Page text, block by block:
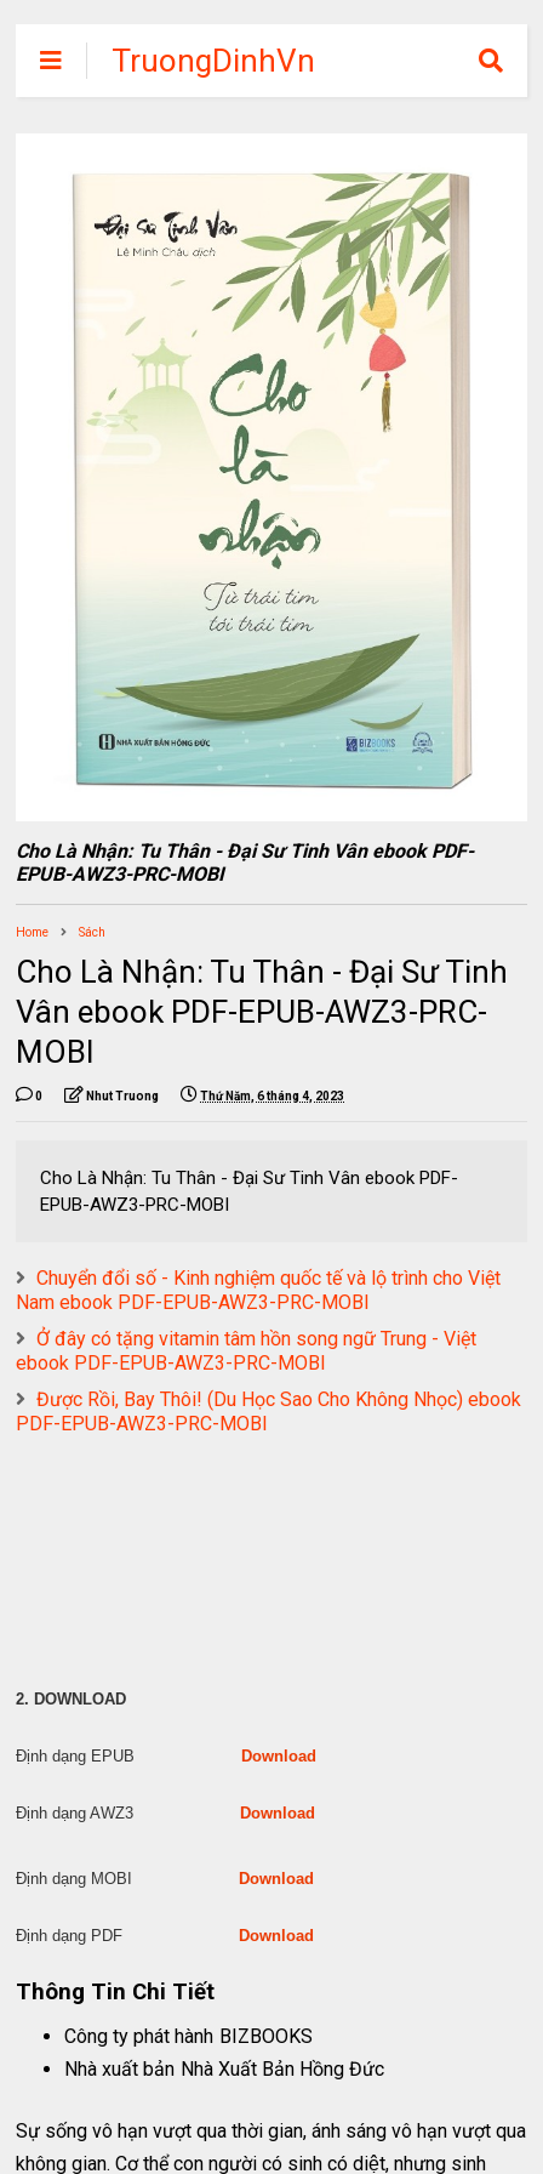
TruongDinhVn
Chia sẽ ebook,
phần mềm học
tập miễn phí
Cho Là Nhận: Tu Thân - Đại Sư Tinh Vân ebook PDF-
EPUB-AWZ3-PRC-MOBI
Home Sách
Cho Là Nhận: Tu Thân - Đại Sư Tinh
Vân ebook PDF-EPUB-AWZ3-PRC-
MOBI
0 Nhut Truong Thứ Năm, 6 tháng 4, 2023
Cho Là Nhận: Tu Thân - Đại Sư Tinh Vân ebook PDF-
EPUB-AWZ3-PRC-MOBI
Chuyển đổi số - Kinh nghiệm quốc tế và lộ trình cho Việt
Nam ebook PDF-EPUB-AWZ3-PRC-MOBI
Ở đây có tặng vitamin tâm hồn song ngữ Trung - Việt
ebook PDF-EPUB-AWZ3-PRC-MOBI
Được Rồi, Bay Thôi! (Du Học Sao Cho Không Nhọc) ebook
PDF-EPUB-AWZ3-PRC-MOBI
2. DOWNLOAD
Định dạng EPUB Download
Định dạng AWZ3 Download
Định dạng MOBI Download
Định dạng PDF Download
Thông Tin Chi Tiết
Công ty phát hành BIZBOOKS
Nhà xuất bản Nhà Xuất Bản Hồng Đức
Sự sống vô hạn vượt qua thời gian, ánh sáng vô hạn vượt qua
không gian. Cơ thể con người có sinh có diệt, nhưng sinh